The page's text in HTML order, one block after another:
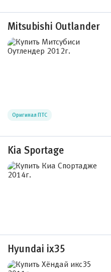
Mitsubishi Outlander
Оригинал ПТС
Kia Sportage
Hyundai ix35